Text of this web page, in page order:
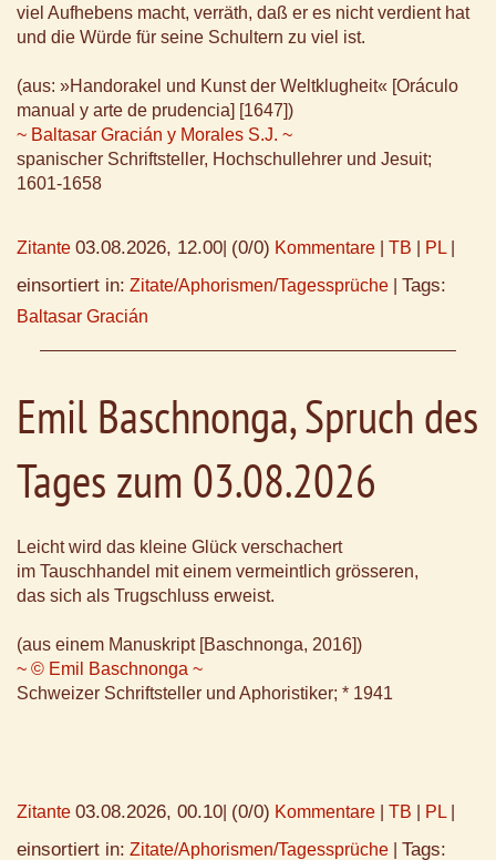
viel Aufhebens macht, verräth, daß er es nicht verdient hat
und die Würde für seine Schultern zu viel ist.
(aus: »Handorakel und Kunst der Weltklugheit« [Oráculo
manual y arte de prudencia] [1647])
~ Baltasar Gracián y Morales S.J. ~
spanischer Schriftsteller, Hochschullehrer und Jesuit;
1601-1658
Zitante 03.08.2026, 12.00 (0/0) Kommentare TB PL
einsortiert in: Zitate/Aphorismen/Tagessprüche Tags:
Baltasar Gracián
Emil Baschnonga, Spruch des
Tages zum 03.08.2026
Leicht wird das kleine Glück verschachert
im Tauschhandel mit einem vermeintlich grösseren,
das sich als Trugschluss erweist.
(aus einem Manuskript [Baschnonga, 2016])
~ © Emil Baschnonga ~
Schweizer Schriftsteller und Aphoristiker; * 1941
Zitante 03.08.2026, 00.10 (0/0) Kommentare TB PL
einsortiert in: Zitate/Aphorismen/Tagessprüche Tags: